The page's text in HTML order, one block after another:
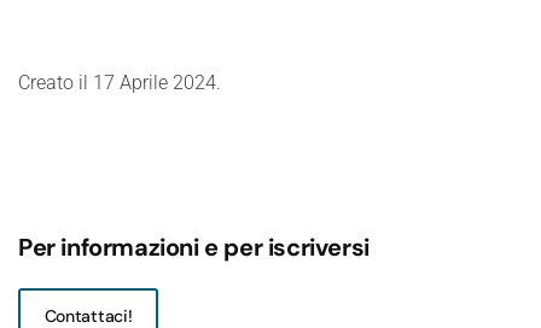
Creato il 17 Aprile 2024.
Per informazioni e per iscriversi
Contattaci!